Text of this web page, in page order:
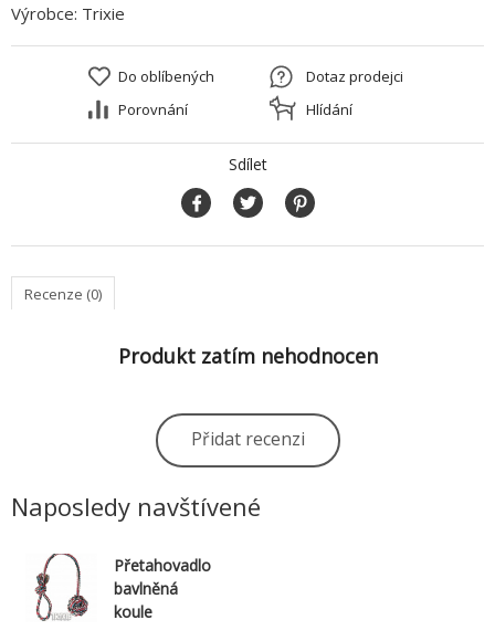
Výrobce: Trixie
Do oblíbených
Porovnání
Dotaz prodejci
Hlídání
Sdílet
Recenze (0)
Produkt zatím nehodnocen
Přidat recenzi
Naposledy navštívené
Přetahovadlo
bavlněná
koule